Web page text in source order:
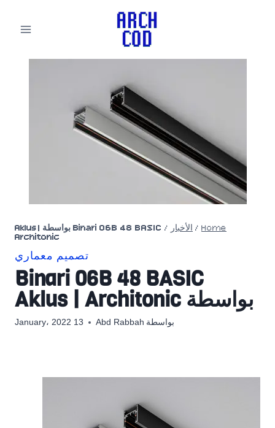
Home
/ الأخبار /
Binari 06B 48 BASIC بواسطة Aklus |
Architonic
تصميم معماري
Binari 06B 48 BASIC
بواسطة Aklus | Architonic
بواسطة Abd Rabbah 13 January، 2022